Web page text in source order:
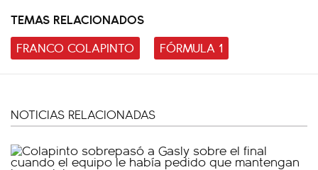
TEMAS RELACIONADOS
FRANCO COLAPINTO
FÓRMULA 1
NOTICIAS RELACIONADAS